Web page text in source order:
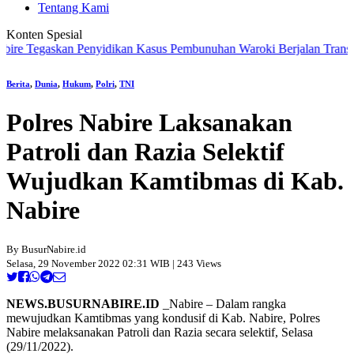
Tentang Kami
Konten Spesial
Penyidikan Kasus Pembunuhan Waroki Berjalan
Berita, Dunia, Hukum, Polri, TNI
Polres Nabire Laksanakan
Patroli dan Razia Selektif
Wujudkan Kamtibmas di Kab.
Nabire
By BusurNabire.id
Selasa, 29 November 2022 02:31 WIB | 243 Views
NEWS.BUSURNABIRE.ID _Nabire – Dalam rangka
mewujudkan Kamtibmas yang kondusif di Kab. Nabire, Polres
Nabire melaksanakan Patroli dan Razia secara selektif, Selasa
(29/11/2022).